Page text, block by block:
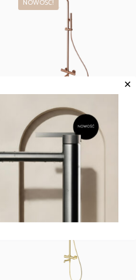
NOWOŚĆ!
FLY Kolumna natryskowa
termostatyczna 3-funkcyjna
EMPORIA-030130BRG
✕